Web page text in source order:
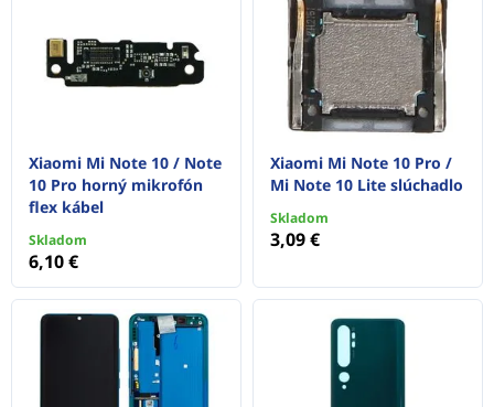
Xiaomi Mi Note 10 / Note
10 Pro horný mikrofón
flex kábel
Skladom
6,10 €
Xiaomi Mi Note 10 Pro /
Mi Note 10 Lite slúchadlo
Skladom
3,09 €